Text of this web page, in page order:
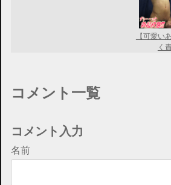
【可愛い
く
コメント一覧
コメント入力
名前